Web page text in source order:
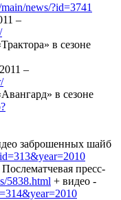
news/?id=3741
–
в сезоне
–
в сезоне
заброшенных шайб
пресс-
5838.html + видео -